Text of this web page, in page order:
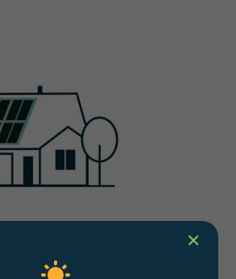
une performance maximale
solaire et réduire
✕